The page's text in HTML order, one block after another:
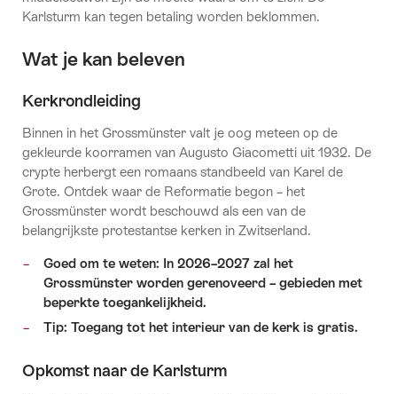
Karlsturm kan tegen betaling worden beklommen.
Wat je kan beleven
Kerkrondleiding
Binnen in het Grossmünster valt je oog meteen op de
gekleurde koorramen van Augusto Giacometti uit 1932. De
crypte herbergt een romaans standbeeld van Karel de
Grote. Ontdek waar de Reformatie begon – het
Grossmünster wordt beschouwd als een van de
belangrijkste protestantse kerken in Zwitserland.
Goed om te weten: In 2026–2027 zal het
Grossmünster worden gerenoveerd – gebieden met
beperkte toegankelijkheid.
Tip: Toegang tot het interieur van de kerk is gratis.
Opkomst naar de Karlsturm